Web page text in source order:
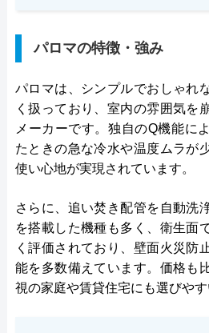
パロマの特徴・強み
パロマは、シンプルでおしゃれ
く扱っており、室内の雰囲気を
メーカーです。独自のQ機能に
たときの急な冷水や温度ムラが
使い心地が実現されています。
さらに、追い焚き配管を自動洗
を搭載した機種も多く、衛生面
く評価されており、壁面火災防
能を多数備えています。価格も
視の家庭や賃貸住宅にも選びやす